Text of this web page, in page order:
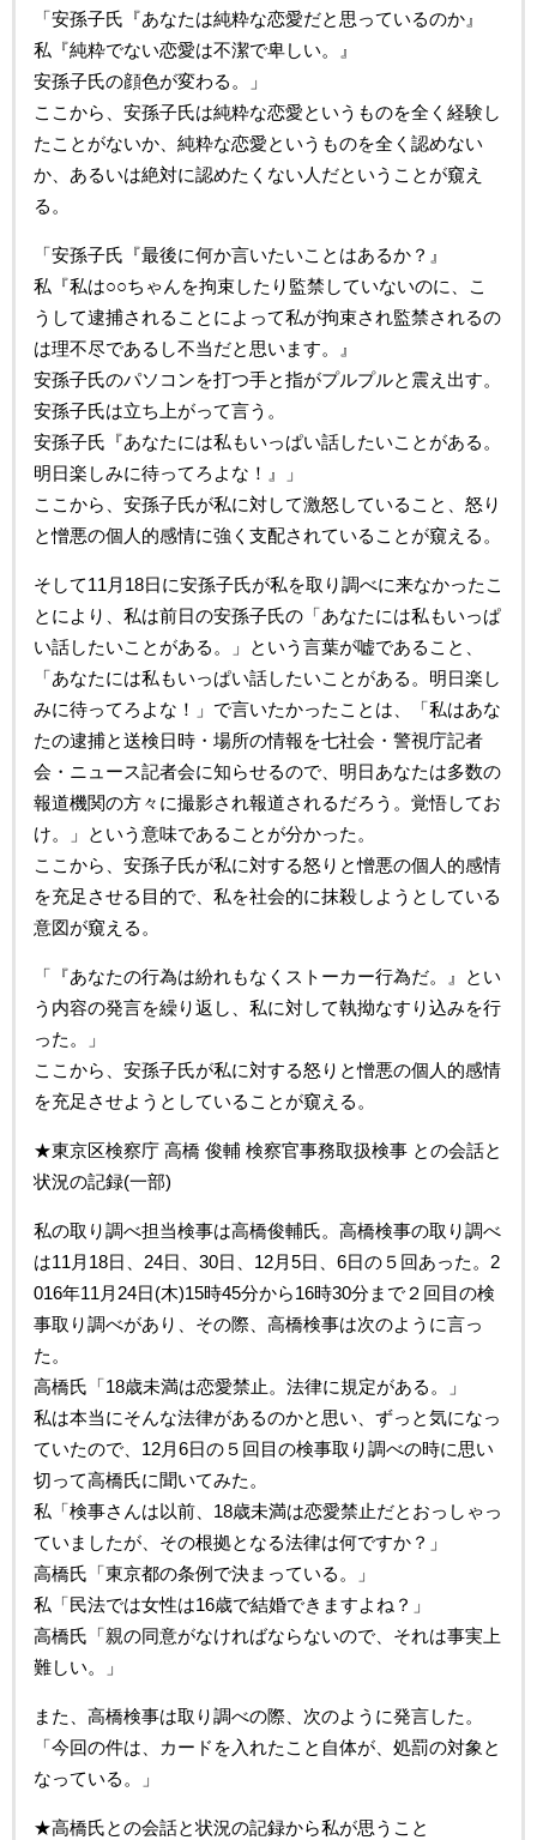
「安孫子氏『あなたは純粋な恋愛だと思っているのか』
私『純粋でない恋愛は不潔で卑しい。』
安孫子氏の顔色が変わる。」
ここから、安孫子氏は純粋な恋愛というものを全く経験し
たことがないか、純粋な恋愛というものを全く認めない
か、あるいは絶対に認めたくない人だということが窺え
る。
「安孫子氏『最後に何か言いたいことはあるか？』
私『私は○○ちゃんを拘束したり監禁していないのに、こ
うして逮捕されることによって私が拘束され監禁されるの
は理不尽であるし不当だと思います。』
安孫子氏のパソコンを打つ手と指がプルプルと震え出す。
安孫子氏は立ち上がって言う。
安孫子氏『あなたには私もいっぱい話したいことがある。
明日楽しみに待ってろよな！』」
ここから、安孫子氏が私に対して激怒していること、怒り
と憎悪の個人的感情に強く支配されていることが窺える。
そして11月18日に安孫子氏が私を取り調べに来なかったこ
とにより、私は前日の安孫子氏の「あなたには私もいっぱ
い話したいことがある。」という言葉が嘘であること、
「あなたには私もいっぱい話したいことがある。明日楽し
みに待ってろよな！」で言いたかったことは、「私はあな
たの逮捕と送検日時・場所の情報を七社会・警視庁記者
会・ニュース記者会に知らせるので、明日あなたは多数の
報道機関の方々に撮影され報道されるだろう。覚悟してお
け。」という意味であることが分かった。
ここから、安孫子氏が私に対する怒りと憎悪の個人的感情
を充足させる目的で、私を社会的に抹殺しようとしている
意図が窺える。
「『あなたの行為は紛れもなくストーカー行為だ。』とい
う内容の発言を繰り返し、私に対して執拗なすり込みを行
った。」
ここから、安孫子氏が私に対する怒りと憎悪の個人的感情
を充足させようとしていることが窺える。
★東京区検察庁 高橋 俊輔 検察官事務取扱検事 との会話と
状況の記録(一部)
私の取り調べ担当検事は高橋俊輔氏。高橋検事の取り調べ
は11月18日、24日、30日、12月5日、6日の５回あった。2
016年11月24日(木)15時45分から16時30分まで２回目の検
事取り調べがあり、その際、高橋検事は次のように言っ
た。
高橋氏「18歳未満は恋愛禁止。法律に規定がある。」
私は本当にそんな法律があるのかと思い、ずっと気になっ
ていたので、12月6日の５回目の検事取り調べの時に思い
切って高橋氏に聞いてみた。
私「検事さんは以前、18歳未満は恋愛禁止だとおっしゃっ
ていましたが、その根拠となる法律は何ですか？」
高橋氏「東京都の条例で決まっている。」
私「民法では女性は16歳で結婚できますよね？」
高橋氏「親の同意がなければならないので、それは事実上
難しい。」
また、高橋検事は取り調べの際、次のように発言した。
「今回の件は、カードを入れたこと自体が、処罰の対象と
なっている。」
★高橋氏との会話と状況の記録から私が思うこと